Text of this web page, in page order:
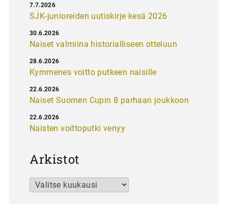
SJK-junioreiden uutiskirje kesä 2026
7.7.2026
Naiset valmiina historialliseen otteluun
30.6.2026
Kymmenes voitto putkeen naisille
28.6.2026
Naiset Suomen Cupin 8 parhaan joukkoon
22.6.2026
Naisten voittoputki venyy
22.6.2026
Arkistot
Arkistot